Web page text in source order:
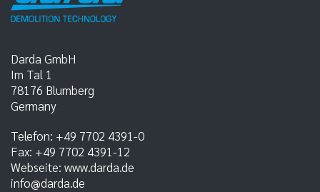
Darda GmbH
Im Tal 1
78176 Blumberg
Germany
Telefon: +49 7702 4391-0
Fax: +49 7702 4391-12
Webseite: www.darda.de
info@darda.de